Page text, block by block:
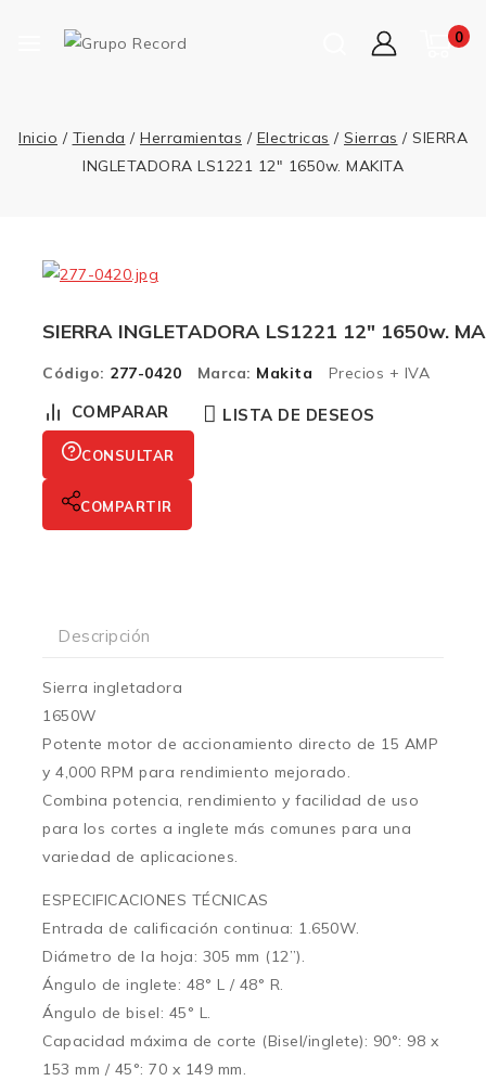
0
Inicio / Tienda / Herramientas / Electricas / Sierras / SIERRA
INGLETADORA LS1221 12″ 1650w. MAKITA
SIERRA INGLETADORA LS1221 12″ 1650w.
Código: 277-0420 Marca: Makita Precios + IVA
COMPARAR LISTA DE DESEOS
CONSULTAR
COMPARTIR
Descripción
Sierra ingletadora
1650W
Potente motor de accionamiento directo de 15 AMP
y 4,000 RPM para rendimiento mejorado.
Combina potencia, rendimiento y facilidad de uso
para los cortes a inglete más comunes para una
variedad de aplicaciones.
ESPECIFICACIONES TÉCNICAS
Entrada de calificación continua: 1.650W.
Diámetro de la hoja: 305 mm (12”).
Ángulo de inglete: 48° L / 48° R.
Ángulo de bisel: 45° L.
Capacidad máxima de corte (Bisel/inglete): 90°: 98 x
153 mm / 45°: 70 x 149 mm.